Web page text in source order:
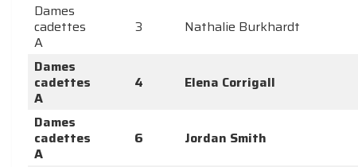
Dames
cadettes
A
3 Nathalie Burkhardt
Dames
cadettes
A
4 Elena Corrigall
Dames
cadettes
A
6 Jordan Smith